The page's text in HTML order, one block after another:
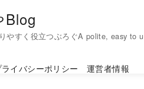
Blog
やすく役立つぶろぐA polite, easy to
ライバシーポリシー 運営者情報